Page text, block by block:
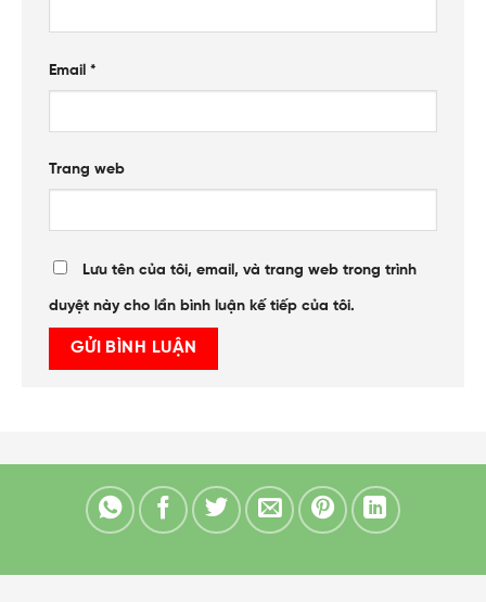
Email *
Trang web
Lưu tên của tôi, email, và trang web trong trình
duyệt này cho lần bình luận kế tiếp của tôi.